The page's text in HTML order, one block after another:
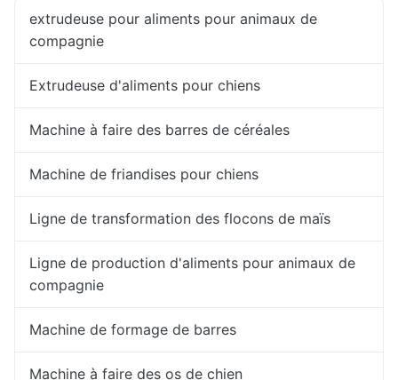
extrudeuse pour aliments pour animaux de
compagnie
Extrudeuse d'aliments pour chiens
Machine à faire des barres de céréales
Machine de friandises pour chiens
Ligne de transformation des flocons de maïs
Ligne de production d'aliments pour animaux de
compagnie
Machine de formage de barres
Machine à faire des os de chien